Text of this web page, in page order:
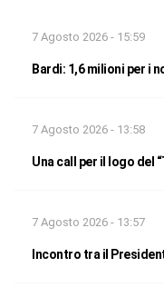
7 Agosto 2026 - 15:59
Bardi: 1,6 milioni per i
7 Agosto 2026 - 13:58
Una call per il logo del
7 Agosto 2026 - 13:57
Incontro tra il